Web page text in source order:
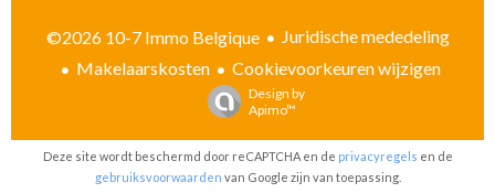
©2026 10-7 Immo Belgique
Juridische mededeling
Makelaarskosten
Cookievoorkeuren wijzigen
Design by
Apimo™
Deze site wordt beschermd door reCAPTCHA en de privacyregels en de
gebruiksvoorwaarden van Google zijn van toepassing.